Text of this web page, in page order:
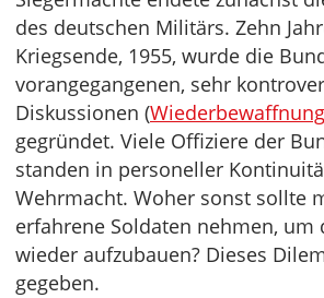
des deutschen Militärs. Zehn
Kriegsende, 1955, wurde die
vorangegangenen, sehr
Diskussionen (
gegründet. Viele Offiziere der
standen in personeller
Wehrmacht. Woher sonst sollte
erfahrene Soldaten nehmen, um
wieder aufzubauen? Dieses
gegeben.